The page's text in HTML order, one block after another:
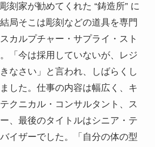
刻家が勧めてくれた “鋳造所” に
局そこは彫刻などの道具を専門
カルプチャー・サプライ・スト
「今は採用していないが、レジ
なさい」と言われ、しばらくし
した。仕事の内容は幅広く、キ
クニカル・コンサルタント、ス
、最後のタイトルはシニア・テ
イザーでした。「自分の体の型